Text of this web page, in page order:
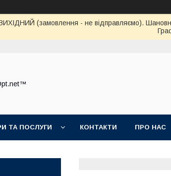
(замовлення - не відправляємо). Шановні
ТА ПОСЛУГИ КОНТАКТИ ПРО НАС